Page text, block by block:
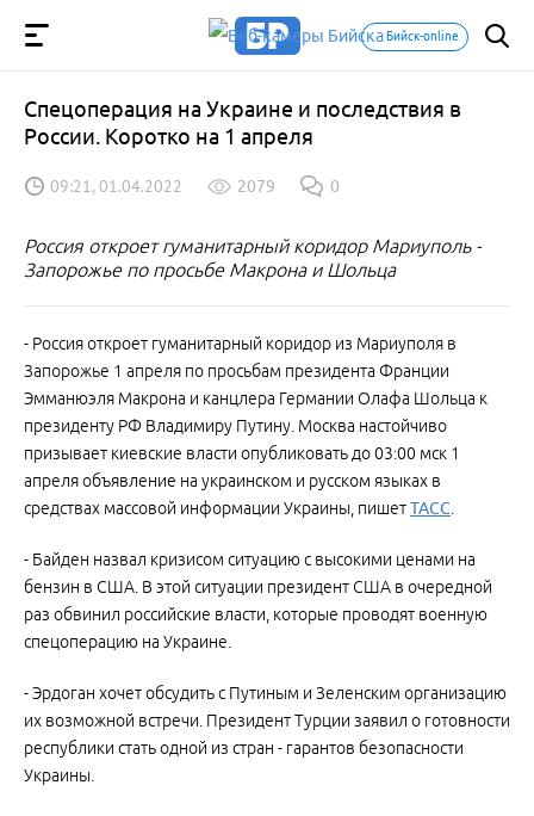
Бийск-online
Спецоперация на Украине и последствия в
России. Коротко на 1 апреля
09:21, 01.04.2022 2079 0
Россия откроет гуманитарный коридор Мариуполь -
Запорожье по просьбе Макрона и Шольца
- Россия откроет гуманитарный коридор из Мариуполя в
Запорожье 1 апреля по просьбам президента Франции
Эмманюэля Макрона и канцлера Германии Олафа Шольца к
президенту РФ Владимиру Путину. Москва настойчиво
призывает киевские власти опубликовать до 03:00 мск 1
апреля объявление на украинском и русском языках в
средствах массовой информации Украины, пишетТАСС
- Байден назвал кризисом ситуацию с высокими ценами на
бензин в США. В этой ситуации президент США в очередной
раз обвинил российские власти, которые проводят военную
спецоперацию на Украине.
- Эрдоган хочет обсудить с Путиным и Зеленским организацию
их возможной встречи. Президент Турции заявил о готовности
республики стать одной из стран - гарантов безопасности
Украины.